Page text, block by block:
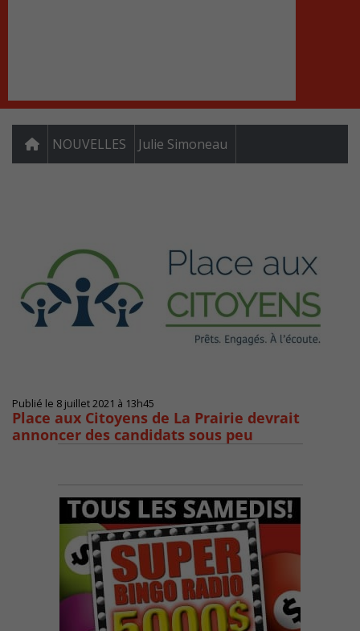
NOUVELLES Julie Simoneau
Publié le 8 juillet 2021 à 13h45
Place aux Citoyens de La Prairie devrait
annoncer des candidats sous peu